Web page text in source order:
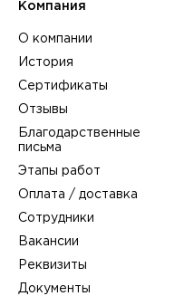
Компания
О компании
История
Сертификаты
Отзывы
Благодарственные
письма
Этапы работ
Оплата / доставка
Сотрудники
Вакансии
Реквизиты
Документы